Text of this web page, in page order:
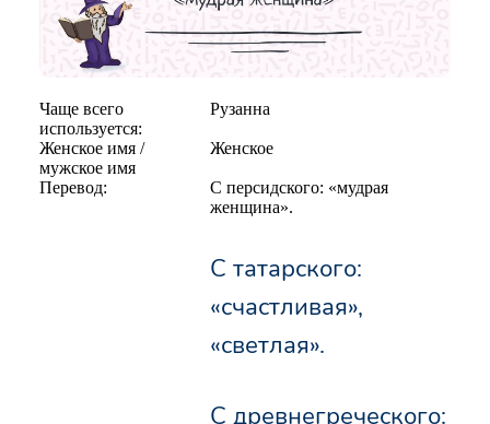
Чаще всего
используется:
Рузанна
Женское имя /
мужское имя
Женское
Перевод:
С персидского: «мудрая
женщина».
С татарского:
«счастливая»,
«светлая».
С древнегреческого: